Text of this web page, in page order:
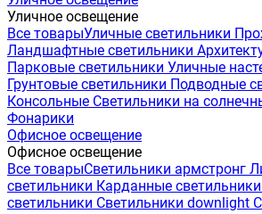
Уличное освещение
Все товарыУличные светильники
Ландшафтные светильники
Парковые светильники Уличные
Грунтовые светильники Подводные
Консольные Светильники на
Фонарики
Офисное освещение
Офисное освещение
Все товарыСветильники армстронг
светильники Карданные светильники
светильники Светильники downlight